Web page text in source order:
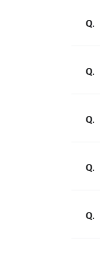
Q.
Q.
Q.
Q.
Q.